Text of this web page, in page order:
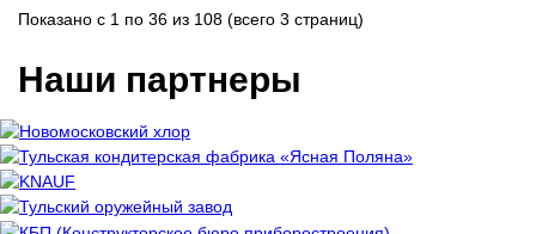
Показано с 1 по 36 из 108 (всего 3 страниц)
Наши партнеры